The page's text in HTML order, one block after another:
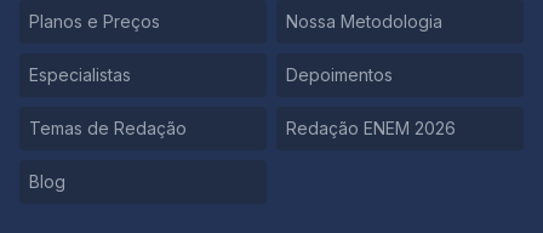
a maternidade, impede a realização de viagens
inseridas no processo educacional, que pode
melhoria nas condições de vida. Além disso, o EAD
garante a diminuição dos custos com o ensino, que se
Planos e Preços Nossa Metodologia
Especialistas Depoimentos
Temas de Redação Redação ENEM 2026
Blog